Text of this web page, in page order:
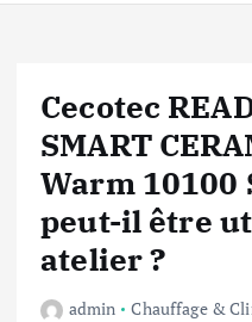
Cecotec
SMART
Warm 10100
peut-il être
atelier ?
admin Chauffage &